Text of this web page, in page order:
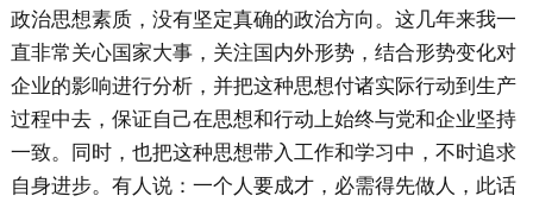
政治思想素质，没有坚定真确的政治方向。这几年来我一
直非常关心国家大事，关注国内外形势，结合形势变化对
企业的影响进行分析，并把这种思想付诸实际行动到生产
过程中去，保证自己在思想和行动上始终与党和企业坚持
一致。同时，也把这种思想带入工作和学习中，不时追求
自身进步。有人说：一个人要成才，必需得先做人，此话